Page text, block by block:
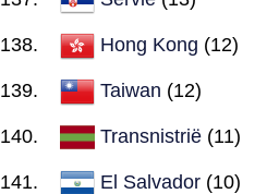
Hong Kong (12)
Taiwan (12)
Transnistrië (11)
El Salvador (10)